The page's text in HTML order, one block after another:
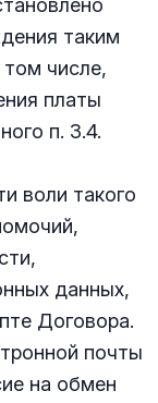
таким
числе,
платы
п. 3.4.
воли такого
данных,
Договора.
почты
на обмен